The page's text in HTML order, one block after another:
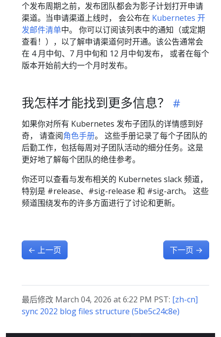
个发布周期之前，发布团队都会为影子计划打开申请
渠道。当申请渠道上线时， 会公布在 Kubernetes 开
发邮件清单中。 你可以订阅该列表中的通知（或定期
查看！），以了解申请渠道何时开通。该公告通常会
在 4 月中旬、7 月中旬和 12 月中旬发布， 或者在每个
版本开始前大约一个月时发布。
我怎样才能找到更多信息？
如果你对所有 Kubernetes 发布子团队的详情感到好
奇， 请查阅角色手册。 这些手册记录了每个子团队的
后勤工作，包括每周对子团队活动的细分任务。这是
更好地了解每个团队的绝佳参考。
你还可以查看与发布相关的 Kubernetes slack 频道，
特别是 #release、#sig-release 和 #sig-arch。 这些
频道围绕发布的许多方面进行了讨论和更新。
← 上一页 下一页 →
最后修改 March 04, 2026 at 6:22 PM PST: [zh-cn]
sync 2022 blog files structure (5be5c24c8e)